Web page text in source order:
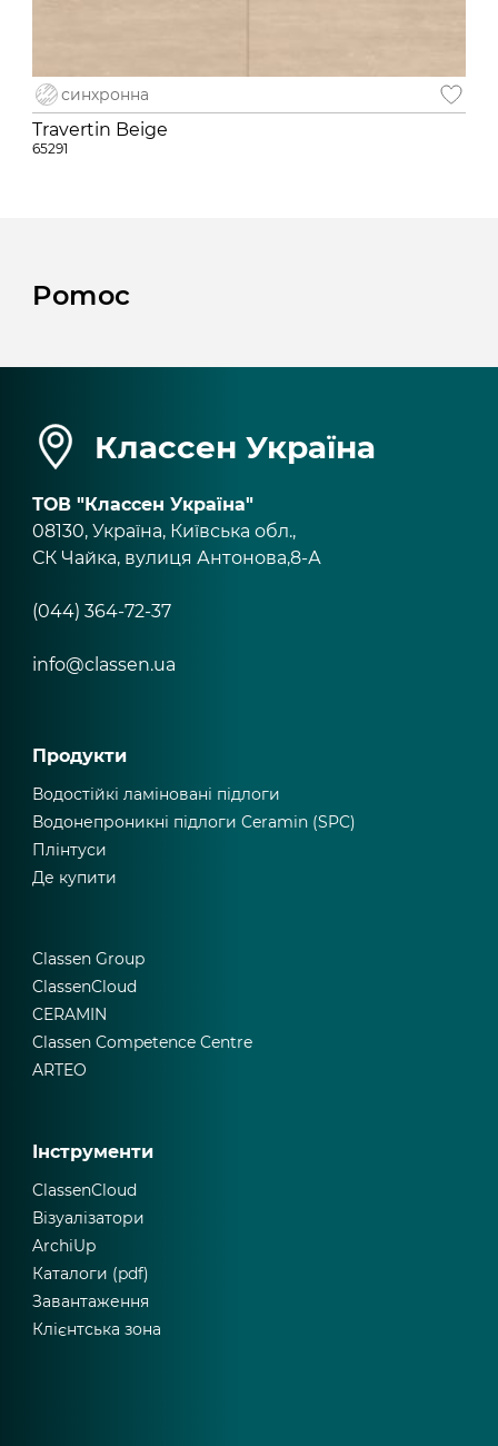
синхронна
Travertin Beige
65291
Pomoc
Классен Україна
ТОВ "Классен Україна"
08130, Україна, Київська обл.,
СК Чайка, вулиця Антонова,8-А
(044) 364-72-37
info@classen.ua
Продукти
Водостійкі ламіновані підлоги
Водонепроникні підлоги Ceramin (SPC)
Плінтуси
Де купити
Classen Group
ClassenCloud
CERAMIN
Classen Competence Centre
ARTEO
Інструменти
ClassenCloud
Візуалізатори
ArchiUp
Каталоги (pdf)
Завантаження
Клієнтська зона